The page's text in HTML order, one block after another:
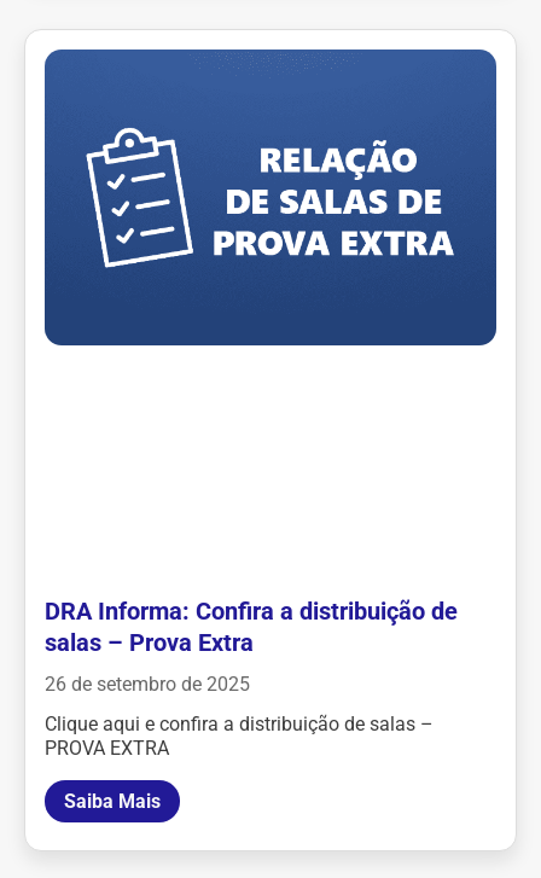
DRA Informa: Confira a distribuição de
salas – Prova Extra
26 de setembro de 2025
Clique aqui e confira a distribuição de salas –
PROVA EXTRA
Saiba Mais